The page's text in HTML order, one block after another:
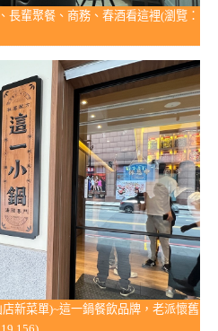
長輩聚餐、商務、春酒看這裡(瀏覽：
新菜單)~這一鍋餐飲品牌，老派懷舊